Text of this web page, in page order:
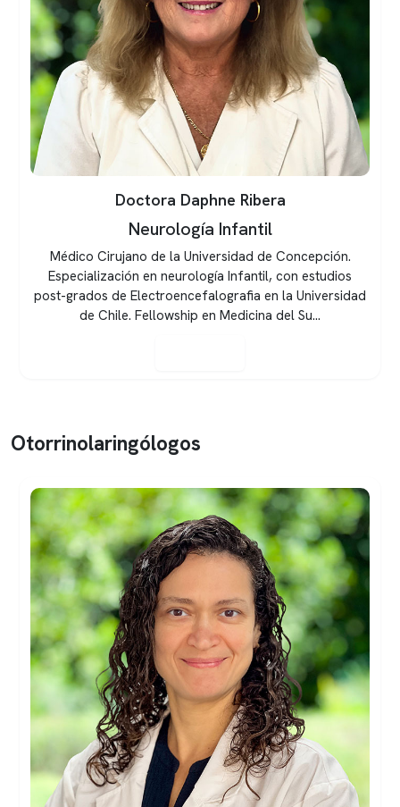
Doctora Daphne Ribera
Neurología Infantil
Médico Cirujano de la Universidad de Concepción.
Especialización en neurología Infantil, con estudios
post-grados de Electroencefalografia en la Universidad
de Chile. Fellowship en Medicina del Su...
Otorrinolaringólogos